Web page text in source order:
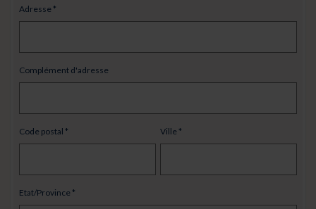
Adresse
Complément d'adresse
Code postal Ville
Etat/Province